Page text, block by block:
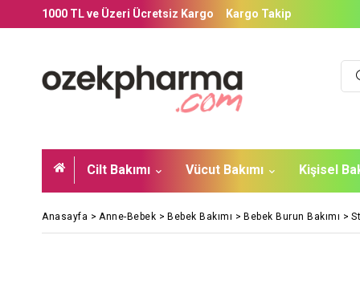
1000 TL ve Üzeri Ücretsiz Kargo Kargo Takip
Cilt Bakımı Vücut Bakımı Kişisel
Anasayfa > Anne-Bebek > Bebek Bakımı > Bebek Burun Bakımı >